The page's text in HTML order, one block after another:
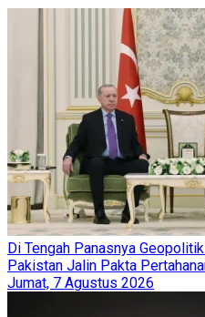
Di Tengah Panasnya
Pakistan Jalin Pakta
Jumat, 7 Agustus 2026